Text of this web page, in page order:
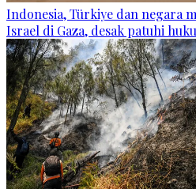
Indonesia, Türkiye dan negara
Israel di Gaza, desak patuhi